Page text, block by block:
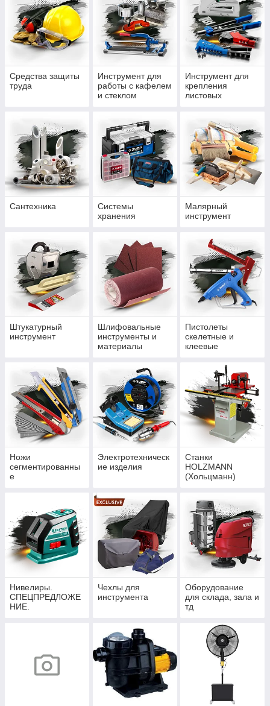
Средства защиты
труда
Инструмент для
работы с кафелем
и стеклом
Инструмент для
крепления
листовых
Сантехника
Системы
хранения
Малярный
инструмент
Штукатурный
инструмент
Шлифовальные
инструменты и
материалы
Пистолеты
скелетные и
клеевые
Ножи
сегментированны
е
Электротехническ
ие изделия
Станки
HOLZMANN
(Хольцманн)
Нивелиры.
СПЕЦПРЕДЛОЖЕ
НИЕ.
Чехлы для
инструмента
Оборудование
для склада, зала и
тд